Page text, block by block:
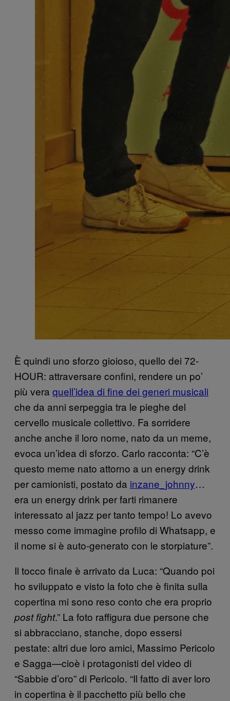
È quindi uno sforzo gioioso, quello dei 72-
HOUR: attraversare confini, rendere un po’
più vera quell’idea di fine dei generi musicali
che da anni serpeggia tra le pieghe del
cervello musicale collettivo. Fa sorridere
anche anche il loro nome, nato da un meme,
evoca un’idea di sforzo. Carlo racconta: “C’è
questo meme nato attorno a un energy drink
per camionisti, postato da inzane_johnny…
era un energy drink per farti rimanere
interessato al jazz per tanto tempo! Lo avevo
messo come immagine profilo di Whatsapp, e
il nome si è auto-generato con le storpiature”.
Il tocco finale è arrivato da Luca: “Quando poi
ho sviluppato e visto la foto che è finita sulla
copertina mi sono reso conto che era proprio
post fight.” La foto raffigura due persone che
si abbracciano, stanche, dopo essersi
pestate: altri due loro amici, Massimo Pericolo
e Sagga—cioè i protagonisti del video di
“Sabbie d’oro” di Pericolo. “Il fatto di aver loro
in copertina è il pacchetto più bello che